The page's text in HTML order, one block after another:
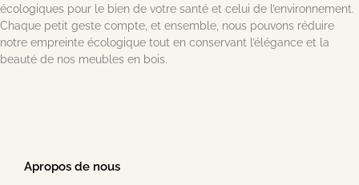
écologiques pour le bien de votre santé et celui de l’environnement.
Chaque petit geste compte, et ensemble, nous pouvons réduire
notre empreinte écologique tout en conservant l’élégance et la
beauté de nos meubles en bois.
Apropos de nous